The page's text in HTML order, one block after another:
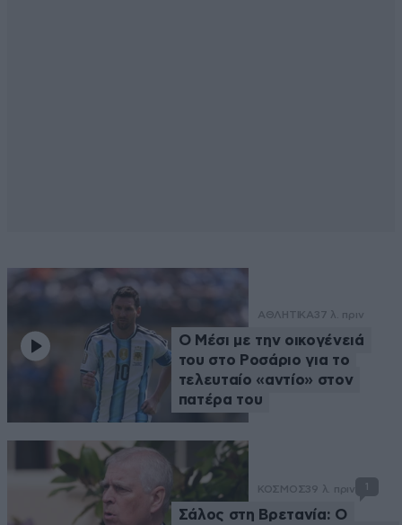
ΑΘΛΗΤΙΚΑ37 λ. πριν
Ο Μέσι με την οικογένειά
του στο Ροσάριο για το
τελευταίο «αντίο» στον
πατέρα του
ΚΟΣΜΟΣ39 λ. πριν 1
Σάλος στη Βρετανία: Ο